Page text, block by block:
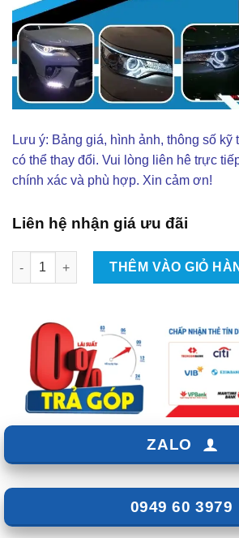
Lưu ý: Bảng giá, hình ảnh, thông số kỹ
có thể thay đổi. Vui lòng liên hê trực
chính xác và phù hợp. Xin cảm ơn!
Liên hệ nhận giá ưu đãi
Dịch Vụ Độ Đèn Xe Ô Tô Toyota
THÊM VÀO GIỎ
ZALO
0949 60 3979